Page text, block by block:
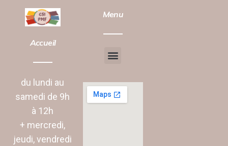
Accueil
du lundi au
samedi de 9h
à 12h
+ mercredi,
jeudi, vendredi
Menu